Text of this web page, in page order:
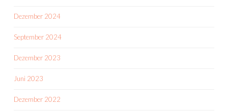
Dezember 2024
September 2024
Dezember 2023
Juni 2023
Dezember 2022